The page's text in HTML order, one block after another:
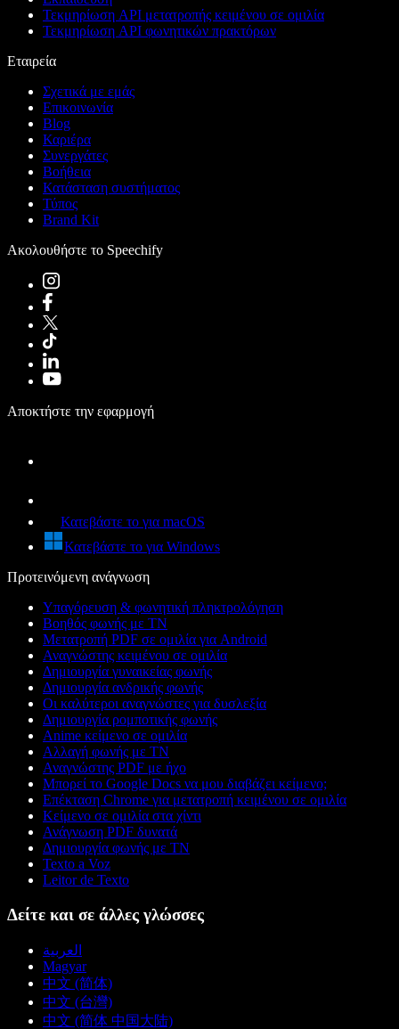
Τεκμηρίωση API μετατροπής κειμένου σε ομιλία
Τεκμηρίωση API φωνητικών πρακτόρων
Εταιρεία
Σχετικά με εμάς
Επικοινωνία
Blog
Καριέρα
Συνεργάτες
Βοήθεια
Κατάσταση συστήματος
Τύπος
Brand Kit
Ακολουθήστε το Speechify
Αποκτήστε την εφαρμογή
Κατεβάστε το για macOS
Κατεβάστε το για Windows
Προτεινόμενη ανάγνωση
Υπαγόρευση & φωνητική πληκτρολόγηση
Βοηθός φωνής με ΤΝ
Μετατροπή PDF σε ομιλία για Android
Αναγνώστης κειμένου σε ομιλία
Δημιουργία γυναικείας φωνής
Δημιουργία ανδρικής φωνής
Οι καλύτεροι αναγνώστες για δυσλεξία
Δημιουργία ρομποτικής φωνής
Anime κείμενο σε ομιλία
Αλλαγή φωνής με ΤΝ
Αναγνώστης PDF με ήχο
Μπορεί το Google Docs να μου διαβάζει κείμενο;
Επέκταση Chrome για μετατροπή κειμένου σε ομιλία
Κείμενο σε ομιλία στα χίντι
Ανάγνωση PDF δυνατά
Δημιουργία φωνής με ΤΝ
Texto a Voz
Leitor de Texto
Δείτε και σε άλλες γλώσσες
العربية
Magyar
中文 (简体)
中文 (台灣)
中文 (简体 中国大陆)